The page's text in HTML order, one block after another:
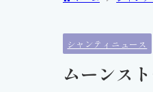
シャンティニュース
ムーンス